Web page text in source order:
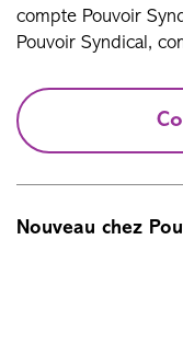
compte Pouvoir
Pouvoir Syndical,
Nouveau chez